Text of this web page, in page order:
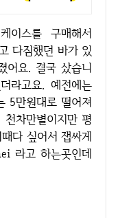
다짐했던 바가 있
어요. 결국 샀습니
라고요. 예전에는
5만원대로 떨어져
차만별이지만 평
다 싶어서 잽싸게
라고 하는곳인데